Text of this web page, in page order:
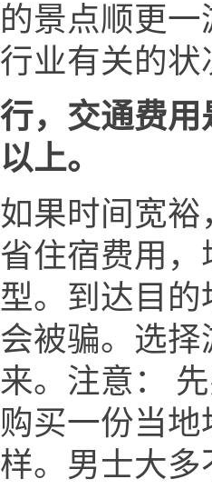
的景点顺更
行业有关的
行，交通费
以上。
如果时间宽
省住宿费用
型。到达目
会被骗。选
来。注意：
购买一份当
样。男士大